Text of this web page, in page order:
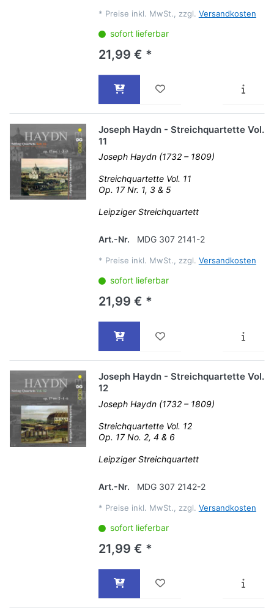
* Preise inkl. MwSt., zzgl. Versandkosten
sofort lieferbar
21,99 € *
Joseph Haydn - Streichquartette Vol.
11
Joseph Haydn (1732 – 1809)
Streichquartette Vol. 11
Op. 17 Nr. 1, 3 & 5
Leipziger Streichquartett
Art.-Nr. MDG 307 2141-2
* Preise inkl. MwSt., zzgl. Versandkosten
sofort lieferbar
21,99 € *
Joseph Haydn - Streichquartette Vol.
12
Joseph Haydn (1732 – 1809)
Streichquartette Vol. 12
Op. 17 No. 2, 4 & 6
Leipziger Streichquartett
Art.-Nr. MDG 307 2142-2
* Preise inkl. MwSt., zzgl. Versandkosten
sofort lieferbar
21,99 € *